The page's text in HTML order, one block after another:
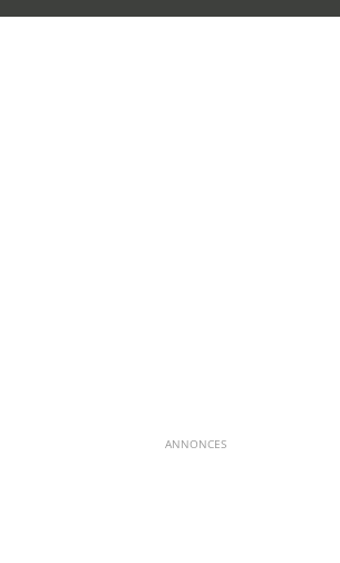
ANNONCES